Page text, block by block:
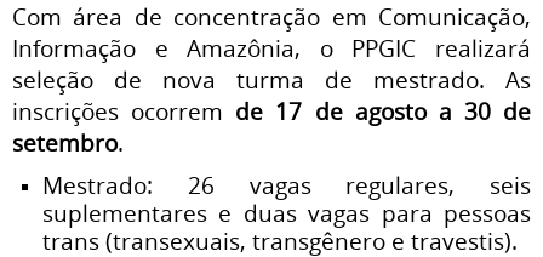
Com área de concentração em Comunicação,
Informação e Amazônia, o PPGIC realizará
seleção de nova turma de mestrado. As
inscrições ocorrem de 17 de agosto a 30 de
setembro.
Mestrado: 26 vagas regulares, seis
suplementares e duas vagas para pessoas
trans (transexuais, transgênero e travestis).